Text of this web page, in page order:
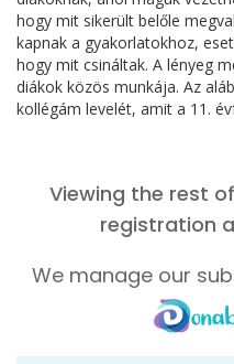
hogy mit sikerült belőle
kapnak a gyakorlatokhoz,
hogy mit csináltak. A lényeg
diákok közös munkája. Az
kollégám levelét, amit a 11.